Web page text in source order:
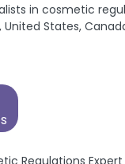
in cosmetic
United States,
Regulations Expert